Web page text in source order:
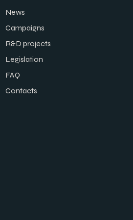
News
Campaigns
R&D projects
Legislation
FAQ
Contacts